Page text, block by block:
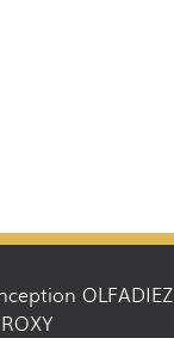
OLFADIEZ